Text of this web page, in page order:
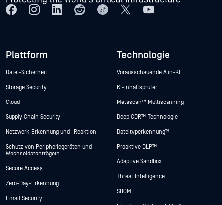
Plattform
Datei-Sicherheit
Storage Security
Cloud
Supply Chain Security
Netzwerk-Erkennung und -Reaktion
Schutz von Peripheriegeräten und
Wechseldatenträgern
Secure Access
Zero-Day-Erkennung
Email Security
Technologie
Vorausschauende Alin-KI
KI-Inhaltsprüfer
Metascan™ Multiscanning
Deep CDR™-Technologie
Dateityperkennung™
Proaktive DLP™
Adaptive Sandbox
Threat Intelligence
SBOM